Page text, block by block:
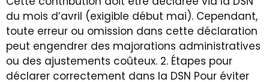
du mois d’avril (exigible début mai). Cependant,
toute erreur ou omission dans cette déclaration
peut engendrer des majorations administratives
ou des ajustements coûteux. 2.⁠ ⁠Étapes pour
déclarer correctement dans la DSN Pour éviter